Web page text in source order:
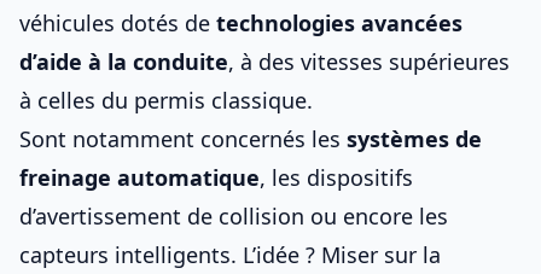
véhicules dotés de technologies avancées
d’aide à la conduite, à des vitesses supérieures
à celles du permis classique.
Sont notamment concernés les systèmes de
freinage automatique, les dispositifs
d’avertissement de collision ou encore les
capteurs intelligents. L’idée ? Miser sur la